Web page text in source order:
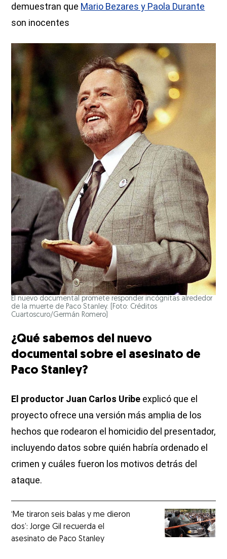
demuestran que Mario Bezares y Paola Durante
son inocentes
El nuevo documental promete responder incógnitas alrededor
de la muerte de Paco Stanley. (Foto: Créditos
Cuartoscuro/Germán Romero)
¿Qué sabemos del nuevo
documental sobre el asesinato de
Paco Stanley?
El productor Juan Carlos Uribe explicó que el
proyecto ofrece una versión más amplia de los
hechos que rodearon el homicidio del presentador,
incluyendo datos sobre quién habría ordenado el
crimen y cuáles fueron los motivos detrás del
ataque.
‘Me tiraron seis balas y me dieron
dos’: Jorge Gil recuerda el
asesinato de Paco Stanley